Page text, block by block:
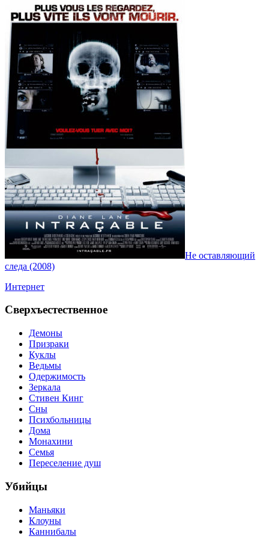
Не оставляющий
следа (2008)
Интернет
Сверхъестественное
Демоны
Призраки
Куклы
Ведьмы
Одержимость
Зеркала
Стивен Кинг
Сны
Психбольницы
Дома
Монахини
Семья
Переселение душ
Убийцы
Маньяки
Клоуны
Каннибалы